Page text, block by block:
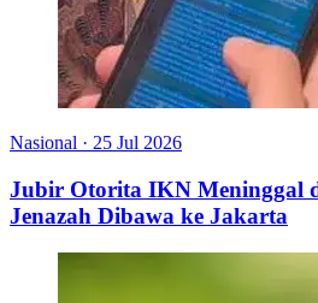
Nasional · 25 Jul 2026
Jubir Otorita IKN Meninggal
Jenazah Dibawa ke Jakarta